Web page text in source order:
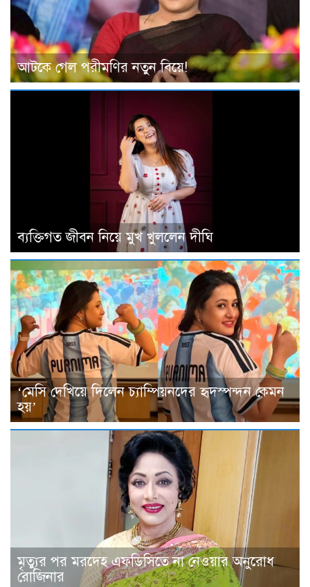
আটকে গেল পরীমণির নতুন বিয়ে!
ব্যক্তিগত জীবন নিয়ে মুখ খুললেন দীঘি
‘মেসি দেখিয়ে দিলেন চ্যাম্পিয়নদের হৃদস্পন্দন কেমন
হয়’
মৃত্যুর পর মরদেহ এফডিসিতে না নেওয়ার অনুরোধ
রোজিনার